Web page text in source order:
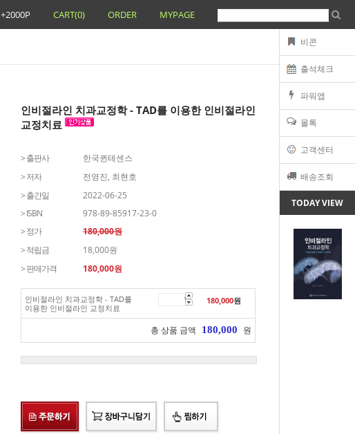
비콘
출석체크
파워앱
몰톡
고객센터
배송조회
TODAY VIEW
+2000P CART(0) ORDER MYPAGE
인비절라인 치과교정학 - TAD를 이용한 인비절라인
교정치료
> 출판사
한국퀸테센스
> 저자
전영진, 최현호
> 출간일
2022-06-25
> ISBN
978-89-85917-23-0
> 정가
180,000원
> 적립금
18,000원
> 판매가격
180,000원
인비절라인 치과교정학 - TAD를
이용한 인비절라인 교정치료
180,000원
총 상품 금액 180,000 원